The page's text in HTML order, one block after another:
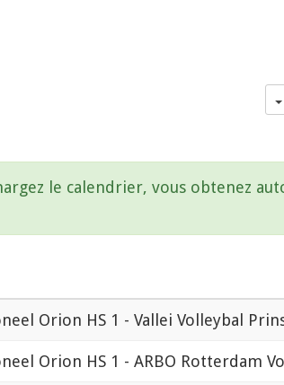
le calendrier, vous obtenez
Orion HS 1 - Vallei Volleybal
Orion HS 1 - ARBO Rotterdam